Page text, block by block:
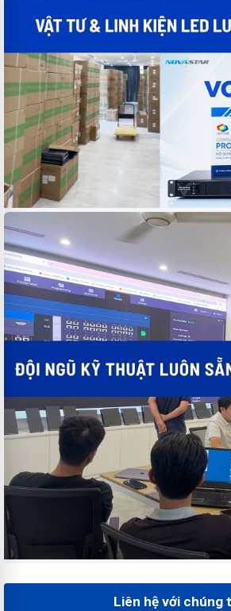
Liên hệ với chúng